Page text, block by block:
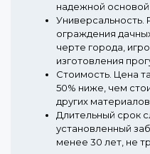
надежной основой
Универсальность.
ограждения
черте города,
изготовления
Стоимость. Цена
50% ниже, чем
других материалов.
Длительный срок
установленный
менее 30 лет, не